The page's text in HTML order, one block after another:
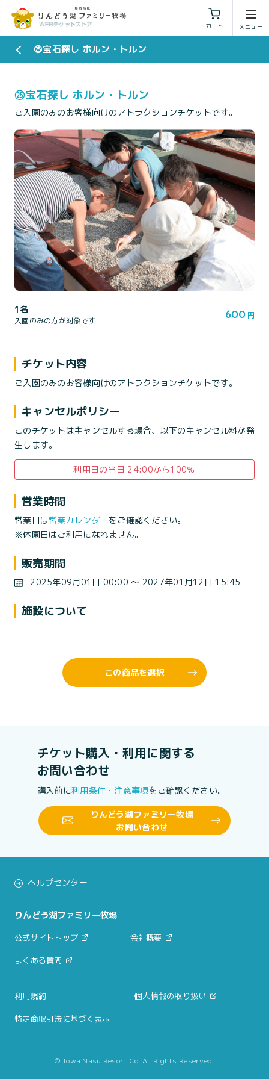
カート
利用規約 特定商取引法に基づく表示
㉕宝石探し ホルン・トルン
㉕宝石探し ホルン・トルン
ご入園のみのお客様向けのアトラクションチケットです。
1名
入園のみの方が対象です 600 円
チケット内容
ご入園のみのお客様向けのアトラクションチケットです。
キャンセルポリシー
このチケットはキャンセルする場合、以下のキャンセル料が発
生します。
利用日の当日 24:00から100％
営業時間
営業日は営業カレンダーをご確認ください。
※休園日はご利用になれません。
販売期間
2025年09月01日 00:00 〜 2027年01月12日 15:45
施設について
この商品を選択
チケット購入・利用に関する
お問い合わせ
購入前に利用条件・注意事項をご確認ください。
りんどう湖ファミリー牧場
お問い合わせ
ヘルプセンター
りんどう湖ファミリー牧場
公式サイトトップ 会社概要
よくある質問
利用規約 個人情報の取り扱い
特定商取引法に基づく表示
© Towa Nasu Resort Co. All Rights Reserved.